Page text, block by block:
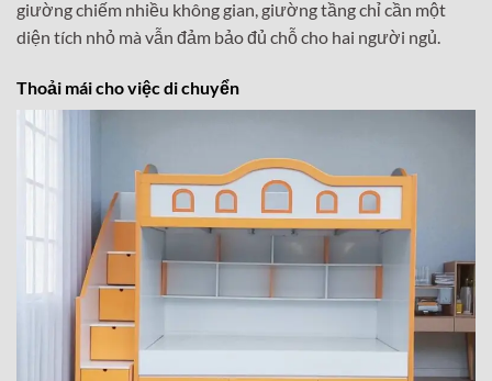
giường chiếm nhiều không gian, giường tầng chỉ cần một
diện tích nhỏ mà vẫn đảm bảo đủ chỗ cho hai người ngủ.
Thoải mái cho việc di chuyển